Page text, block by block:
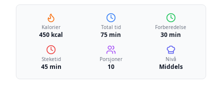
Kalorier
450 kcal
Total tid
75 min
Forberedelse
30 min
Steketid
45 min
Porsjoner
10
Nivå
Middels